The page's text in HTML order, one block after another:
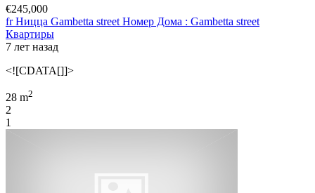
€245,000
fr Ницца Gambetta street Номер Дома : Gambetta street
Квартиры
7 лет назад
<![CDATA[]]>
28 m2
2
1